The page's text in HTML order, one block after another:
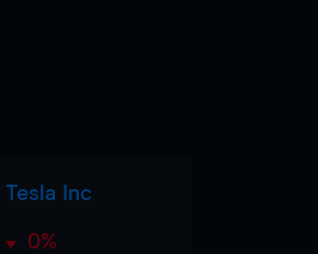
Tesla Inc
0%